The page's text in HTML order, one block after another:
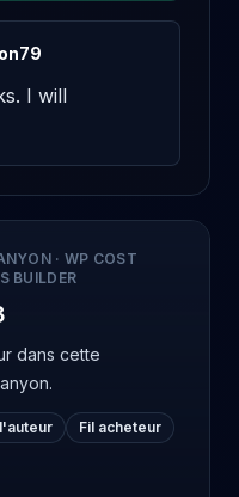
I will
· WP COST
BUILDER
dans cette
Fil acheteur